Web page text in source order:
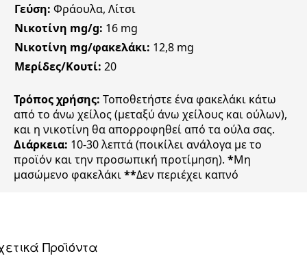
Γεύση: Φράουλα, Λίτσι
Νικοτίνη mg/g: 16 mg
Νικοτίνη mg/φακελάκι: 12,8 mg
Μερίδες/Κουτί: 20
Τρόπος χρήσης: Τοποθετήστε ένα φακελάκι κάτω
από το άνω χείλος (μεταξύ άνω χείλους και ούλων),
και η νικοτίνη θα απορροφηθεί από τα ούλα σας.
Διάρκεια: 10-30 λεπτά (ποικίλει ανάλογα με το
προϊόν και την προσωπική προτίμηση).*Μη
μασώμενο φακελάκι**Δεν περιέχει καπνό
Προϊόντα